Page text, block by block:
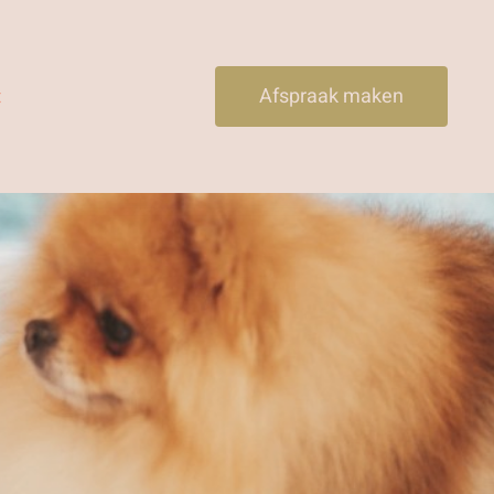
Afspraak maken